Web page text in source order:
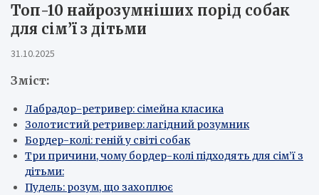
Топ-10 найрозумніших порід собак
для сім’ї з дітьми
31.10.2025
Зміст:
Лабрадор-ретривер: сімейна класика
Золотистий ретривер: лагідний розумник
Бордер-колі: геній у світі собак
Три причини, чому бордер-колі підходять для сім’ї з
дітьми:
Пудель: розум, що захоплює